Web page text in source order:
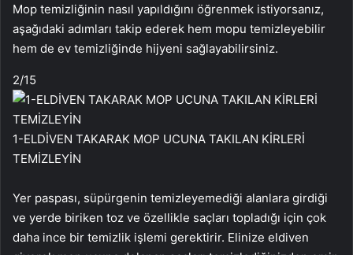
Mop temizliğinin nasıl yapıldığını öğrenmek istiyorsanız,
aşağıdaki adımları takip ederek hem mopu temizleyebilir
hem de ev temizliğinde hijyeni sağlayabilirsiniz.
2/15
1-ELDİVEN TAKARAK MOP UCUNA TAKILAN KİRLERİ
TEMİZLEYİN
Yer paspası, süpürgenin temizleyemediği alanlara girdiği
ve yerde biriken toz ve özellikle saçları topladığı için çok
daha ince bir temizlik işlemi gerektirir. Elinize eldiven